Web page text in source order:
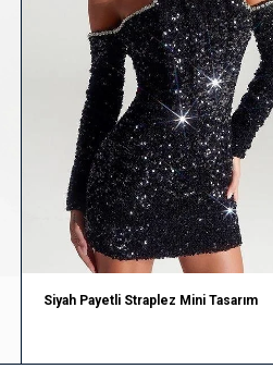
Siyah Payetli Straplez Mini Tasarım